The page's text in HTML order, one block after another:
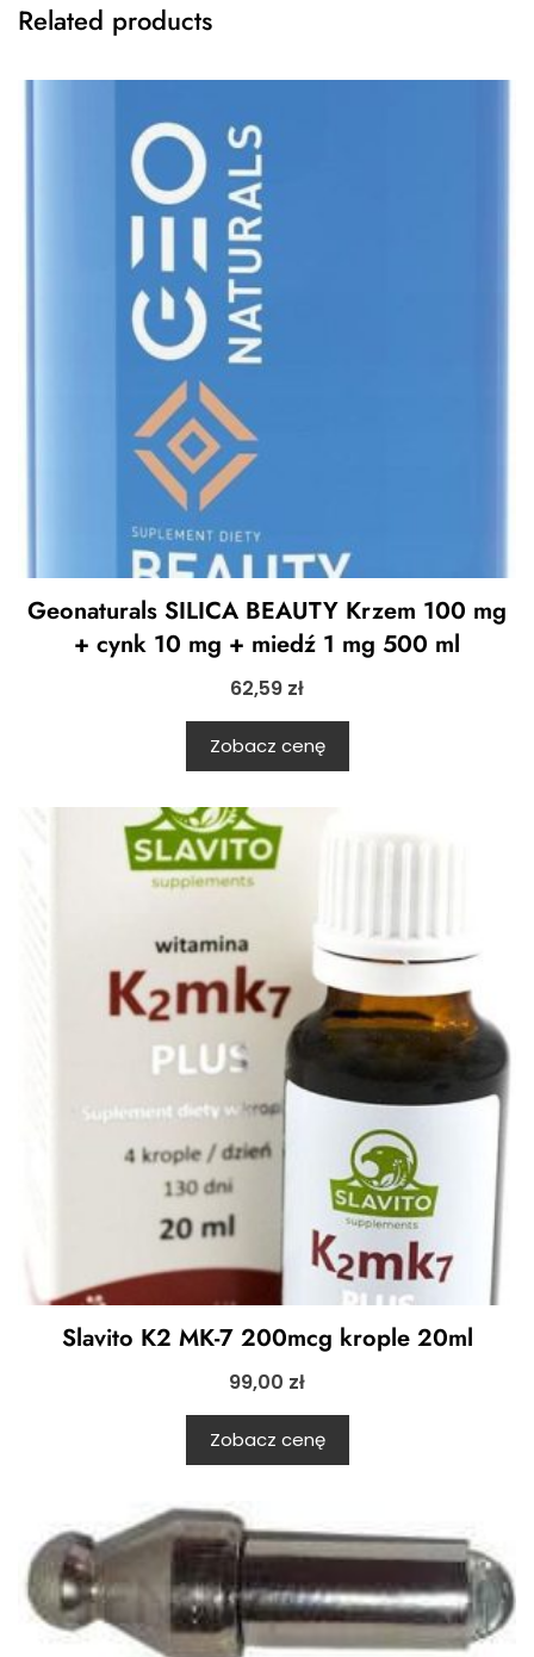
Related products
Geonaturals SILICA BEAUTY Krzem 100 mg
+ cynk 10 mg + miedź 1 mg 500 ml
62,59 zł
Zobacz cenę
Slavito K2 MK-7 200mcg krople 20ml
99,00 zł
Zobacz cenę